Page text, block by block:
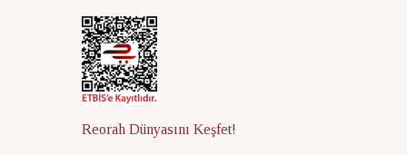
Reorah Dünyasını Keşfet!